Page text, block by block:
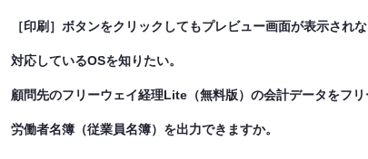
［印刷］ボタンをクリックしてもプレビュー画面が表示され
対応しているOSを知りたい。
顧問先のフリーウェイ経理Lite（無料版）の会計データをフリ
労働者名簿（従業員名簿）を出力できますか。